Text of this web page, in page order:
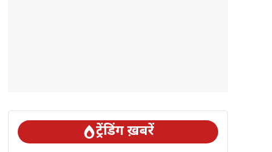
ट्रेंडिंग ख़बरें